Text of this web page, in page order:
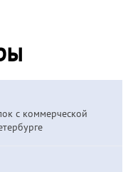
с коммерческой